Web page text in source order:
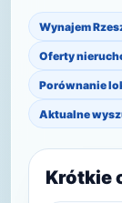
Wynajem
Oferty
Porównanie
Aktualne
Krótkie